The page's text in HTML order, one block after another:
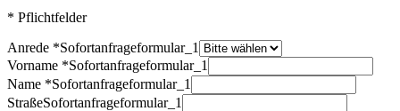
* Pflichtfelder
Anrede *Sofortanfrageformular_1
Vorname *Sofortanfrageformular_1
Name *Sofortanfrageformular_1
StraßeSofortanfrageformular_1